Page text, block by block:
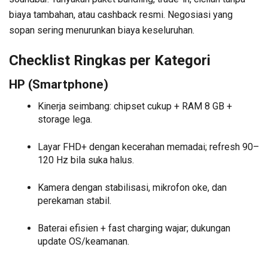
biaya tambahan, atau cashback resmi. Negosiasi yang
sopan sering menurunkan biaya keseluruhan.
Checklist Ringkas per Kategori
HP (Smartphone)
Kinerja seimbang: chipset cukup + RAM 8 GB +
storage lega.
Layar FHD+ dengan kecerahan memadai; refresh 90–
120 Hz bila suka halus.
Kamera dengan stabilisasi, mikrofon oke, dan
perekaman stabil.
Baterai efisien + fast charging wajar; dukungan
update OS/keamanan.